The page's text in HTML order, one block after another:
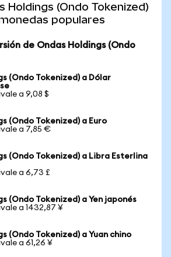
Holdings (Ondo Tokenized)
populares
de Ondas Holdings (Ondo
(Ondo Tokenized) a Dólar
a 9,08 $
(Ondo Tokenized) a Euro
a 7,85 €
(Ondo Tokenized) a Libra Esterlina
a 6,73 £
(Ondo Tokenized) a Yen japonés
a 1432,87 ¥
(Ondo Tokenized) a Yuan chino
a 61,26 ¥